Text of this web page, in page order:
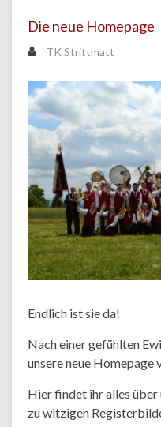
Die neue Homepage
TK Strittmatt
Endlich ist sie da!
Nach einer gefühlten
unsere neue Homepage
Hier findet ihr alles über
zu witzigen